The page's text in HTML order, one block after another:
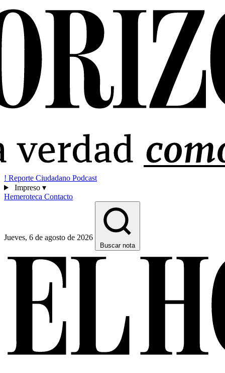
! Reporte Ciudadano Podcast
Impreso ▾
Hemeroteca Contacto
Jueves, 6 de agosto de 2026
Buscar nota